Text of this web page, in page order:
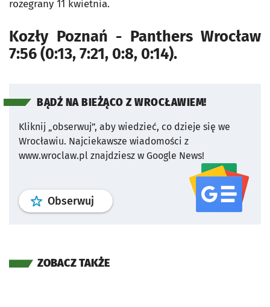
rozegrany 11 kwietnia.
Kozły Poznań - Panthers Wrocław
7:56 (0:13, 7:21, 0:8, 0:14).
BĄDŹ NA BIEŻĄCO Z WROCŁAWIEM!
Kliknij „obserwuj”, aby wiedzieć, co dzieje się we
Wrocławiu. Najciekawsze wiadomości z
www.wroclaw.pl znajdziesz w Google News!
Obserwuj profil serwisu
ZOBACZ TAKŻE